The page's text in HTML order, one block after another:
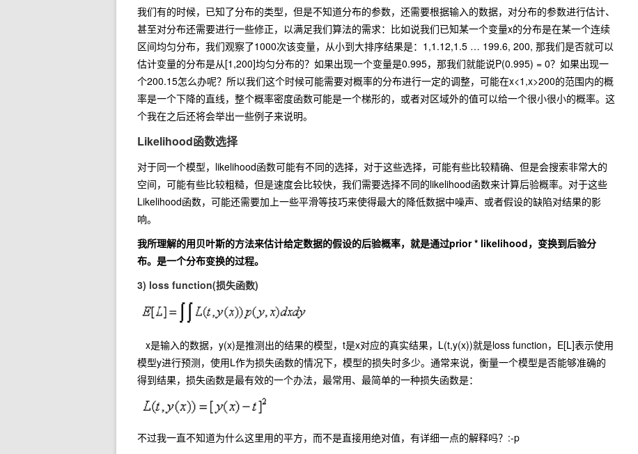
我们有的时候，已知了分布的类型，但是不知道分布的参数，还需要根据输入的数据，对分布的参数进行估计、
甚至对分布还需要进行一些修正，以满足我们算法的需求：比如说我们已知某一个变量x的分布是在某一个连续
区间均匀分布，我们观察了1000次该变量，从小到大排序结果是：1,1.12,1.5 … 199.6, 200, 那我们是否就可以
估计变量的分布是从[1,200]均匀分布的？如果出现一个变量是0.995，那我们就能说P(0.995) = 0？如果出现一
个200.15怎么办呢？所以我们这个时候可能需要对概率的分布进行一定的调整，可能在x<1,x>200的范围内的概
率是一个下降的直线，整个概率密度函数可能是一个梯形的，或者对区域外的值可以给一个很小很小的概率。这
个我在之后还将会举出一些例子来说明。
Likelihood函数选择
对于同一个模型，likelihood函数可能有不同的选择，对于这些选择，可能有些比较精确、但是会搜索非常大的
空间，可能有些比较粗糙，但是速度会比较快，我们需要选择不同的likelihood函数来计算后验概率。对于这些
Likelihood函数，可能还需要加上一些平滑等技巧来使得最大的降低数据中噪声、或者假设的缺陷对结果的影
响。
我所理解的用贝叶斯的方法来估计给定数据的假设的后验概率，就是通过prior * likelihood，变换到后验分
布。是一个分布变换的过程。
3) loss function(损失函数)
x是输入的数据，y(x)是推测出的结果的模型，t是x对应的真实结果，L(t,y(x))就是loss function，E[L]表示使用
模型y进行预测，使用L作为损失函数的情况下，模型的损失时多少。通常来说，衡量一个模型是否能够准确的
得到结果，损失函数是最有效的一个办法，最常用、最简单的一种损失函数是：
不过我一直不知道为什么这里用的平方，而不是直接用绝对值，有详细一点的解释吗？:-p